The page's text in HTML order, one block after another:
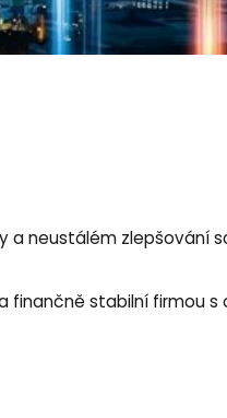
neustálém zlepšování
finančně stabilní firmou